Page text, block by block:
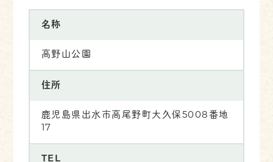
名称
高野山公園
住所
鹿児島県出水市高尾野町大久保5008番地
17
TEL